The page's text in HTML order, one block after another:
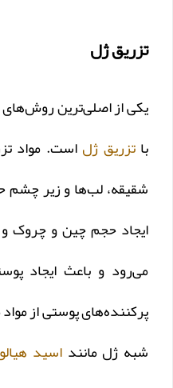
تزریق ژل
یکی از اصلی‌ترین
باتزریق ژلاست. مواد
شقیقه، لب‌ها و زیر چشم
ایجاد حجم چین و چروک
می‌رود و باعث ایجاد
پرکننده‌های پوستی از
شبه ژل مانند اسید